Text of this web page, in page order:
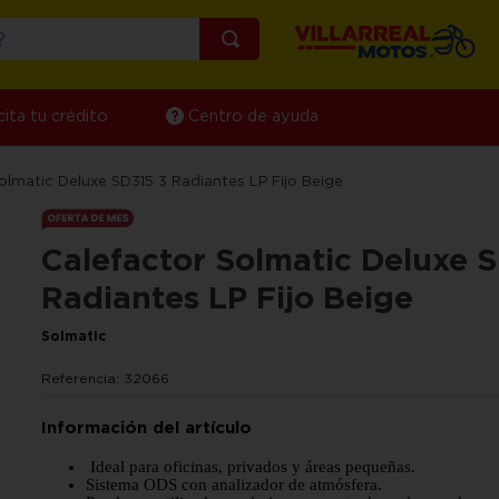
tu crédito Centro de ayuda
Deluxe SD315 3 Radiantes LP Fijo Beige
Calefactor Solmatic Deluxe
Radiantes LP Fijo Beige
Solmatic
Referencia: 32066
Ideal para oficinas, privados y áreas pequeñas.
Sistema ODS con analizador de atmósfera.